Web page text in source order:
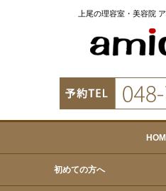
上尾の理容室・美容院
初めての方へ